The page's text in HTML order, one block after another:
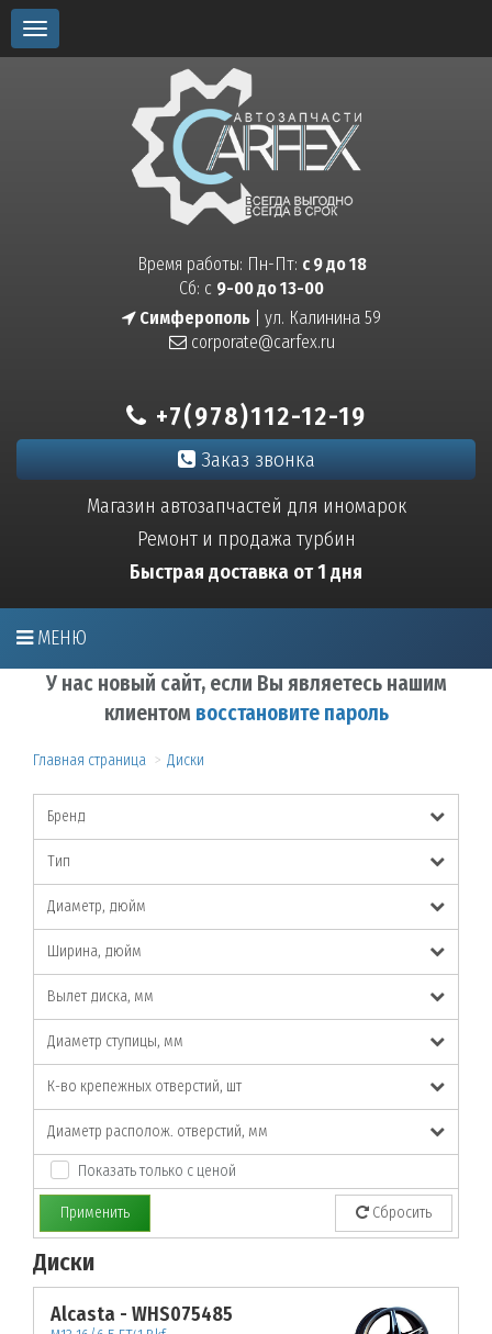
Toggle
navigation
Время работы: Пн-Пт: с 9 до 18
Сб: с 9-00 до 13-00
Симферополь | ул. Калинина 59
corporate@carfex.ru
+7(978)112-12-19
Заказ звонка
Магазин автозапчастей для иномарок
Ремонт и продажа турбин
Быстрая доставка от 1 дня
МЕНЮ
У нас новый сайт, если Вы являетесь нашим
клиентом восстановите пароль
Главная страница Диски
Бренд
Тип
Диаметр, дюйм
Ширина, дюйм
Вылет диска, мм
Диаметр ступицы, мм
К-во крепежных отверстий, шт
Диаметр располож. отверстий, мм
Показать только с ценой
Применить Сбросить
Диски
Alcasta - WHS075485
По заданным параметрам товары не найдены!